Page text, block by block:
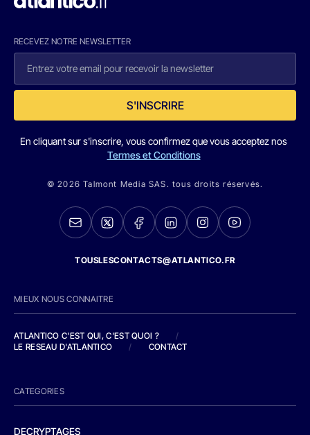
RECEVEZ NOTRE NEWSLETTER
S'INSCRIRE
En cliquant sur s'inscrire, vous confirmez que vous acceptez nos
Termes et Conditions
© 2026 Talmont Media SAS. tous droits réservés.
TOUSLESCONTACTS@ATLANTICO.FR
MIEUX NOUS CONNAITRE
ATLANTICO C'EST QUI, C'EST QUOI ?
/
LE RESEAU D'ATLANTICO
/ CONTACT
CATEGORIES
DECRYPTAGES